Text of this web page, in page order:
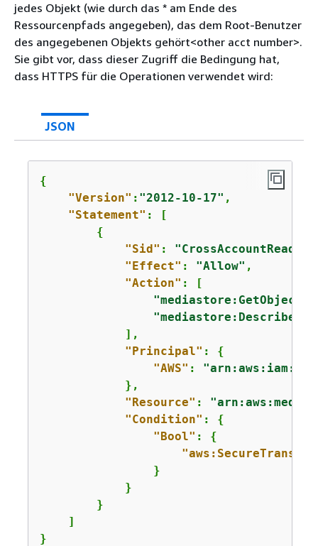
jedes Objekt (wie durch das * am Ende des
Ressourcenpfads angegeben), das dem Root-Benutzer
des angegebenen Objekts gehört<other acct number>.
Sie gibt vor, dass dieser Zugriff die Bedingung hat,
dass HTTPS für die Operationen verwendet wird:
JSON
{
"Version" : "2012-10-17" ,
"Statement" : [
{
"Sid" :
"Effect" : "Allow" ,
"Action" : [
"mediastore:GetObject"
            ],
"Principal" : {
"AWS" : "arn:aws:iam::
            },
"Resource" :
"Condition" : {
"Bool" : {
                }
            }
        }
    ]
}